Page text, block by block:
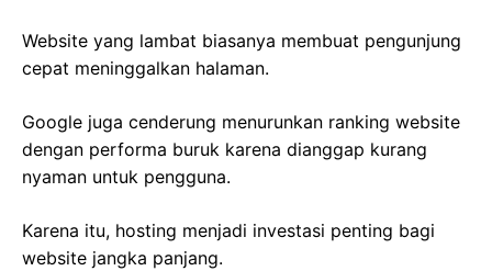
Website yang lambat biasanya membuat pengunjung
cepat meninggalkan halaman.
Google juga cenderung menurunkan ranking website
dengan performa buruk karena dianggap kurang
nyaman untuk pengguna.
Karena itu, hosting menjadi investasi penting bagi
website jangka panjang.